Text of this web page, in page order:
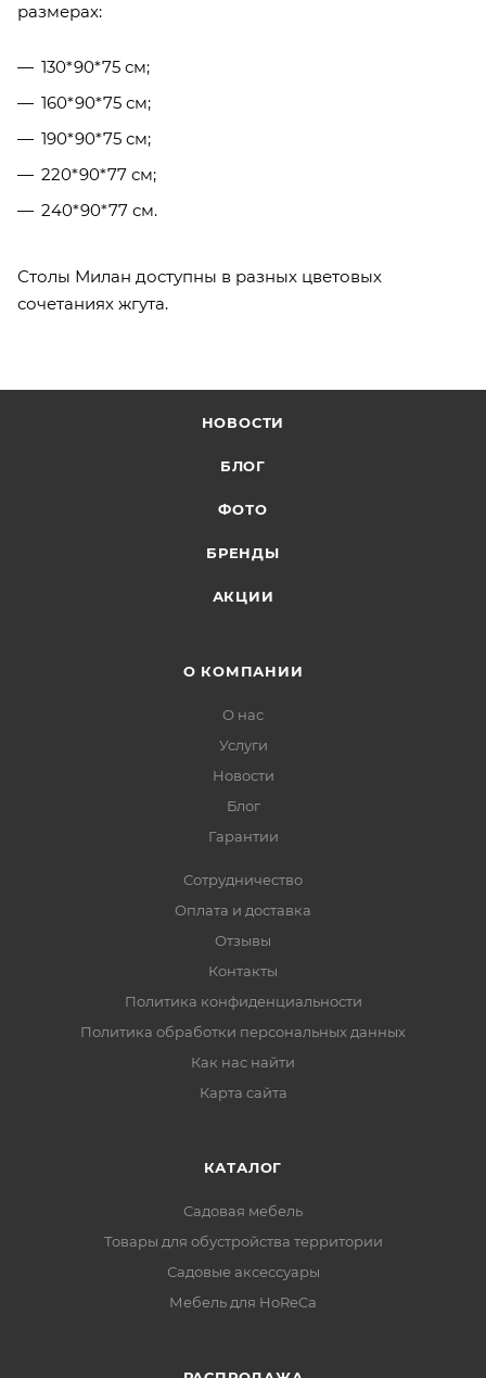
размерах:
130*90*75 см;
160*90*75 см;
190*90*75 см;
220*90*77 см;
240*90*77 см.
Столы Милан доступны в разных цветовых
сочетаниях жгута.
НОВОСТИ
БЛОГ
ФОТО
БРЕНДЫ
АКЦИИ
О КОМПАНИИ
О нас
Услуги
Новости
Блог
Гарантии
Сотрудничество
Оплата и доставка
Отзывы
Контакты
Политика конфиденциальности
Политика обработки персональных данных
Как нас найти
Карта сайта
КАТАЛОГ
Садовая мебель
Товары для обустройства территории
Садовые аксессуары
Мебель для HoReCa